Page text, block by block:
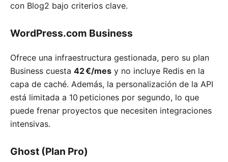
con Blog2 bajo criterios clave.
WordPress.com Business
Ofrece una infraestructura gestionada, pero su plan
Business cuesta 42 €/mes y no incluye Redis en la
capa de caché. Además, la personalización de la API
está limitada a 10 peticiones por segundo, lo que
puede frenar proyectos que necesiten integraciones
intensivas.
Ghost (Plan Pro)